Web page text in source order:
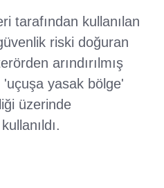
tarafından kullanılan
riski doğuran
arındırılmış
yasak bölge'
üzerinde